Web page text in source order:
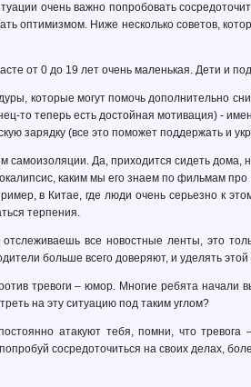
очень важно попробовать
оптимизмом. Ниже несколько советов,
от 0 до 19 лет очень маленькая. Дети и
которые могут помочь дополнительно
то теперь есть достойная мотивация) -
зарядку (все это поможет поддержать и
самоизоляции. Да, приходится сидеть
каким мы его знаем по фильмам
в Китае, где люди очень серьезно к
терпения.
все новостные ленты, это
больше всего доверяют, и уделять
тревоги – юмор. Многие ребята начали
на эту ситуацию под таким углом?
атакуют тебя, помни, что
сосредоточиться на своих делах,